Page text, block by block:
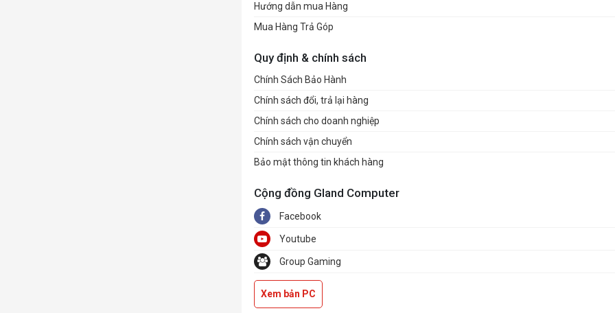
Hướng dẫn mua Hàng
Mua Hàng Trả Góp
Quy định & chính sách
Chính Sách Bảo Hành
Chính sách đổi, trả lại hàng
Chính sách cho doanh nghiệp
Chính sách vận chuyển
Bảo mật thông tin khách hàng
Cộng đồng Gland Computer
Facebook
Youtube
Group Gaming
Xem bản PC